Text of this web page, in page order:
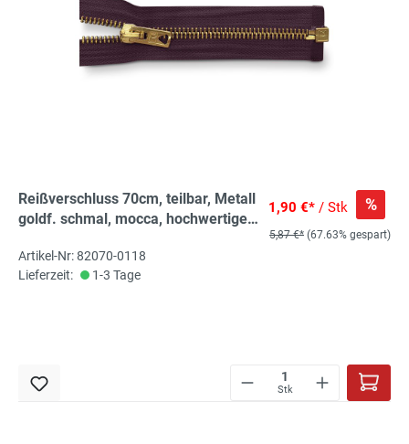
Reißverschluss 70cm, teilbar, Metall
goldf. schmal, mocca, hochwertiger
Rubi/Barcelona
1,90 €* / Stk %
5,87 €* (67.63% gespart)
Artikel-Nr: 82070-0118
Lieferzeit:
1-3 Tage
Stk